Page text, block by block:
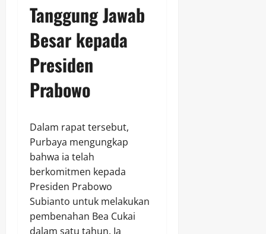
Tanggung Jawab
Besar kepada
Presiden
Prabowo
Dalam rapat tersebut,
Purbaya mengungkap
bahwa ia telah
berkomitmen kepada
Presiden Prabowo
Subianto untuk melakukan
pembenahan Bea Cukai
dalam satu tahun. Ia